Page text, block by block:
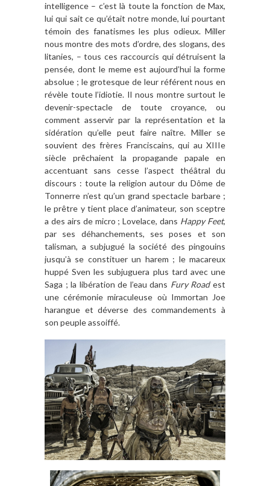
intelligence – c’est là toute la fonction de Max,
lui qui sait ce qu’était notre monde, lui pourtant
témoin des fanatismes les plus odieux. Miller
nous montre des mots d’ordre, des slogans, des
litanies, – tous ces raccourcis qui détruisent la
pensée, dont le meme est aujourd’hui la forme
absolue ; le grotesque de leur référent nous en
révèle toute l’idiotie. Il nous montre surtout le
devenir-spectacle de toute croyance, ou
comment asservir par la représentation et la
sidération qu’elle peut faire naître. Miller se
souvient des frères Franciscains, qui au XIIIe
siècle prêchaient la propagande papale en
accentuant sans cesse l’aspect théâtral du
discours : toute la religion autour du Dôme de
Tonnerre n’est qu’un grand spectacle barbare ;
le prêtre y tient place d’animateur, son sceptre
a des airs de micro ; Lovelace, dans Happy Feet,
par ses déhanchements, ses poses et son
talisman, a subjugué la société des pingouins
jusqu’à se constituer un harem ; le macareux
huppé Sven les subjuguera plus tard avec une
Saga ; la libération de l’eau dans Fury Roadest
une cérémonie miraculeuse où Immortan Joe
harangue et déverse des commandements à
son peuple assoiffé.